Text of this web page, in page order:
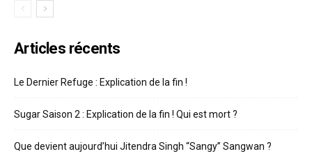
Articles récents
Le Dernier Refuge : Explication de la fin !
Sugar Saison 2 : Explication de la fin ! Qui est mort ?
Que devient aujourd’hui Jitendra Singh “Sangy” Sangwan ?